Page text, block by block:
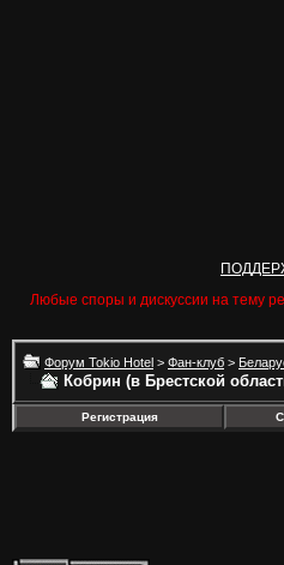
Любые споры и дискуссии на тему
Форум Tokio Hotel > Фан-клуб >
Кобрин (в Брестской
Регистрация